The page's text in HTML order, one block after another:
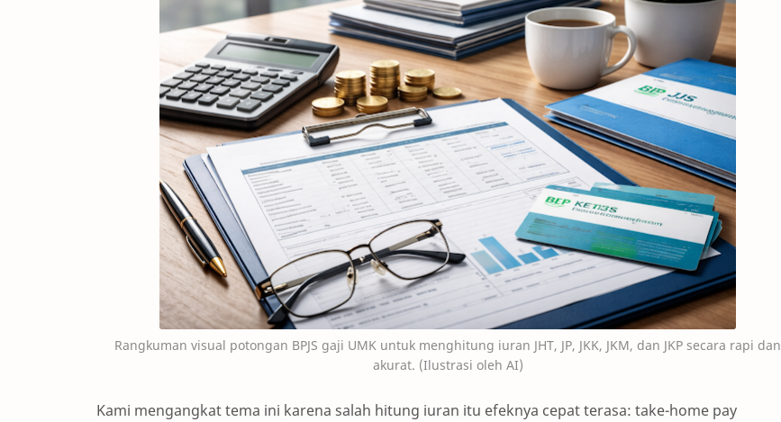
Rangkuman visual potongan BPJS gaji UMK untuk menghitung iuran JHT, JP, JKK, JKM, dan JKP secara rapi dan
akurat. (Ilustrasi oleh AI)
Kami mengangkat tema ini karena salah hitung iuran itu efeknya cepat terasa: take-home pay